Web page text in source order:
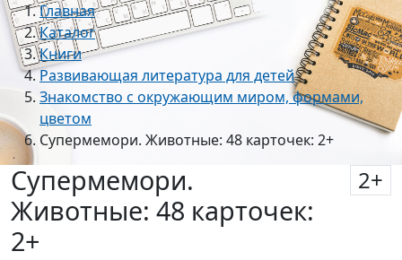
Главная
Каталог
Книги
Развивающая литература для детей
Знакомство с окружающим миром, формами,
цветом
Супермемори. Животные: 48 карточек: 2+
Супермемори.
Животные: 48 карточек:
2+
2+